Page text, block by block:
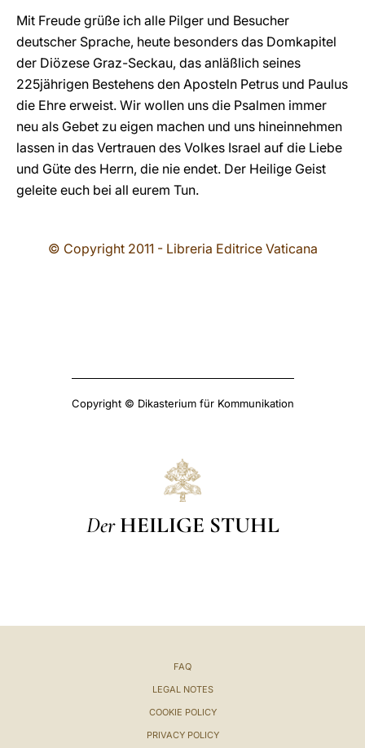
Mit Freude grüße ich alle Pilger und Besucher
deutscher Sprache, heute besonders das Domkapitel
der Diözese Graz-Seckau, das anläßlich seines
225jährigen Bestehens den Aposteln Petrus und Paulus
die Ehre erweist. Wir wollen uns die Psalmen immer
neu als Gebet zu eigen machen und uns hineinnehmen
lassen in das Vertrauen des Volkes Israel auf die Liebe
und Güte des Herrn, die nie endet. Der Heilige Geist
geleite euch bei all eurem Tun.
© Copyright 2011 - Libreria Editrice Vaticana
Copyright © Dikasterium für Kommunikation
Der HEILIGE STUHL
FAQ
LEGAL NOTES
COOKIE POLICY
PRIVACY POLICY